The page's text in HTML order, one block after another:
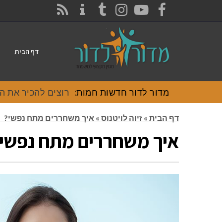
FACEBOOK
YOUTUBE
INSTAGRAM
TUMBLR
דף הבית
מדור לדור חדשות חמות: רוצים להכיר את
דף הבית » זיוה לויטנוס » איך משחררים מתח נפשי?
איך משחררים מתח